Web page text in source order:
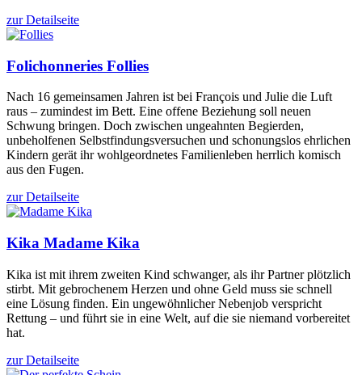
zur Detailseite
Folichonneries Follies
Nach 16 gemeinsamen Jahren ist bei François und Julie die Luft
raus – zumindest im Bett. Eine offene Beziehung soll neuen
Schwung bringen. Doch zwischen ungeahnten Begierden,
unbeholfenen Selbstfindungsversuchen und schonungslos ehrlichen
Kindern gerät ihr wohlgeordnetes Familienleben herrlich komisch
aus den Fugen.
zur Detailseite
Kika Madame Kika
Kika ist mit ihrem zweiten Kind schwanger, als ihr Partner plötzlich
stirbt. Mit gebrochenem Herzen und ohne Geld muss sie schnell
eine Lösung finden. Ein ungewöhnlicher Nebenjob verspricht
Rettung – und führt sie in eine Welt, auf die sie niemand vorbereitet
hat.
zur Detailseite